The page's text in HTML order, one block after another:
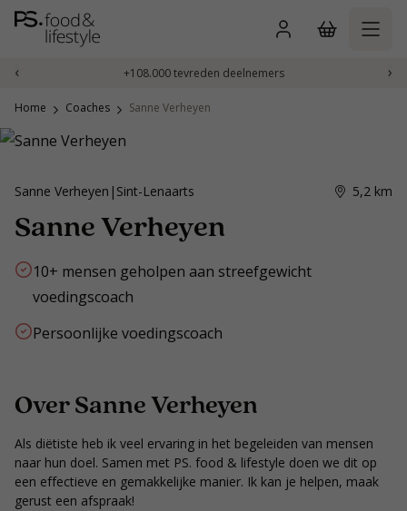
Naar
inhoud
‹ +108.000 tevreden deelnemers ›
Home Coaches Sanne Verheyen
Sanne Verheyen | Sint-Lenaarts 5,2 km
Sanne Verheyen
10+ mensen geholpen aan streefgewicht
voedingscoach
Persoonlijke voedingscoach
Over Sanne Verheyen
Als diëtiste heb ik veel ervaring in het begeleiden van mensen
naar hun doel. Samen met PS. food & lifestyle doen we dit op
een effectieve en gemakkelijke manier. Ik kan je helpen, maak
gerust een afspraak!